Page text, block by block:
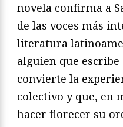
novela confirma a
de las voces más
literatura
alguien que
convierte la
colectivo y que, en
hacer florecer su